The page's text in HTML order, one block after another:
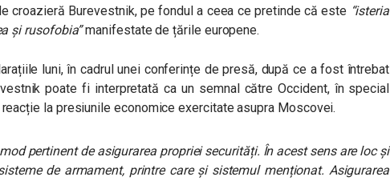
croazieră Burevestnik, pe fondul a ceea ce pretinde că este “isteria
și rusofobia”manifestate de țările europene.
luni, în cadrul unei conferințe de presă, după ce a fost întrebat
poate fi interpretată ca un semnal către Occident, în special
reacție la presiunile economice exercitate asupra Moscovei.
pertinent de asigurarea propriei securități. În acest sens are loc și
de armament, printre care și sistemul menționat. Asigurarea